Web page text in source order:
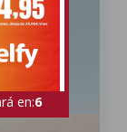
en:5